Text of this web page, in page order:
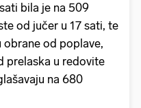
bila je na 509
od jučer u 17 sati, te
obrane od poplave,
prelaska u redovite
na 680